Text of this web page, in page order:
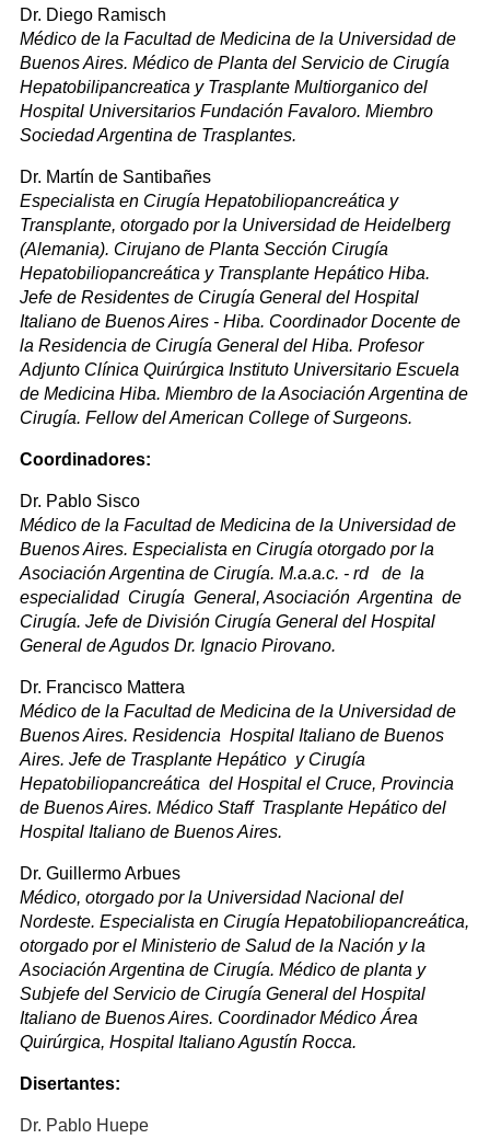
Dr. Diego Ramisch
Médico de la Facultad de Medicina de la Universidad de
Buenos Aires. Médico de Planta del Servicio de Cirugía
Hepatobilipancreatica y Trasplante Multiorganico del
Hospital Universitarios Fundación Favaloro. Miembro
Sociedad Argentina de Trasplantes.
Dr. Martín de Santibañes
Especialista en Cirugía Hepatobiliopancreática y
Transplante, otorgado por la Universidad de Heidelberg
(Alemania). Cirujano de Planta Sección Cirugía
Hepatobiliopancreática y Transplante Hepático Hiba.
Jefe de Residentes de Cirugía General del Hospital
Italiano de Buenos Aires - Hiba. Coordinador Docente de
la Residencia de Cirugía General del Hiba. Profesor
Adjunto Clínica Quirúrgica Instituto Universitario Escuela
de Medicina Hiba. Miembro de la Asociación Argentina de
Cirugía. Fellow del American College of Surgeons.
Coordinadores:
Dr. Pablo Sisco
Médico de la Facultad de Medicina de la Universidad de
Buenos Aires. Especialista en Cirugía otorgado por la
Asociación Argentina de Cirugía. M.a.a.c. - rd de la
especialidad Cirugía General, Asociación Argentina de
Cirugía. Jefe de División Cirugía General del Hospital
General de Agudos Dr. Ignacio Pirovano.
Dr. Francisco Mattera
Médico de la Facultad de Medicina de la Universidad de
Buenos Aires. Residencia Hospital Italiano de Buenos
Aires. Jefe de Trasplante Hepático y Cirugía
Hepatobiliopancreática del Hospital el Cruce, Provincia
de Buenos Aires. Médico Staff Trasplante Hepático del
Hospital Italiano de Buenos Aires.
Dr. Guillermo Arbues
Médico, otorgado por la Universidad Nacional del
Nordeste. Especialista en Cirugía Hepatobiliopancreática,
otorgado por el Ministerio de Salud de la Nación y la
Asociación Argentina de Cirugía. Médico de planta y
Subjefe del Servicio de Cirugía General del Hospital
Italiano de Buenos Aires. Coordinador Médico Área
Quirúrgica, Hospital Italiano Agustín Rocca.
Disertantes:
Dr. Pablo Huepe